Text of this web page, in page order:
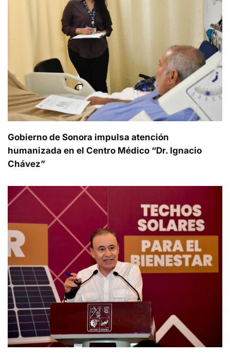
Gobierno de Sonora impulsa atención
humanizada en el Centro Médico “Dr. Ignacio
Chávez”